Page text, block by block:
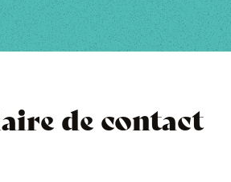
de contact